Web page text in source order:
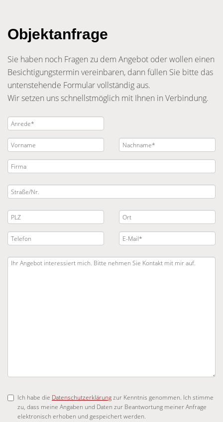
Objektanfrage
Sie haben noch Fragen zu dem Angebot oder wollen einen
Besichtigungstermin vereinbaren, dann füllen Sie bitte das
untenstehende Formular vollständig aus.
Wir setzen uns schnellstmöglich mit Ihnen in Verbindung.
Ich habe die Datenschutzerklärungzur Kenntnis genommen. Ich stimme
zu, dass meine Angaben und Daten zur Beantwortung meiner Anfrage
elektronisch erhoben und gespeichert werden.